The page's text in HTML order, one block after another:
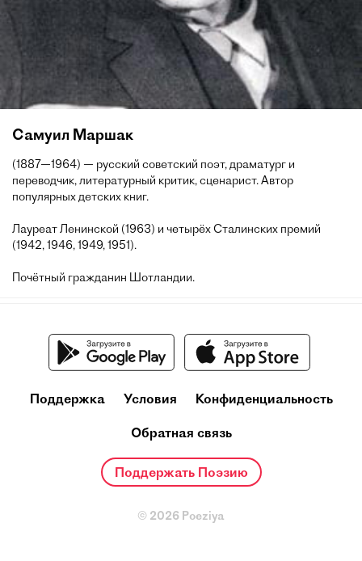
Самуил Маршак
(1887—1964) — русский советский поэт, драматург и
переводчик, литературный критик, сценарист. Автор
популярных детских книг.
Лауреат Ленинской (1963) и четырёх Сталинских премий
(1942, 1946, 1949, 1951).
Почётный гражданин Шотландии.
Поддержка Условия Конфиденциальность
Обратная связь
Поддержать Поэзию
© 2026 Poeziya